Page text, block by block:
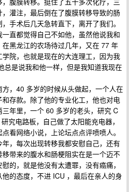
灌注，最后倒在了腹膜转移导致的肠
手术后几天急转直下，离开了我们。
直都觉得自己不如他，虽然他说我和
黑龙江的农场待过几年，又在 77 年
院，也就是现在的大连理工，因为我
总是说我和他一样，但是我知道我现在
，40 多岁的时候从头做起，一个人在
存款。除了他的专业化工，他也对电
年里，一个 60 多岁的老头，研究 C
究电路板，自己做了太阳能充电器，
看网络小说，上论坛点点评喷喷人。
，每次出现转移我都安慰自己，还有
带来的腹水和肠梗阻实在是一个迈不
的，就是他没有太遭罪，没有癌痛，
的态度，不进 ICU ，最后在亲人的身